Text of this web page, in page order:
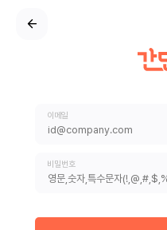
이메일
비밀번호